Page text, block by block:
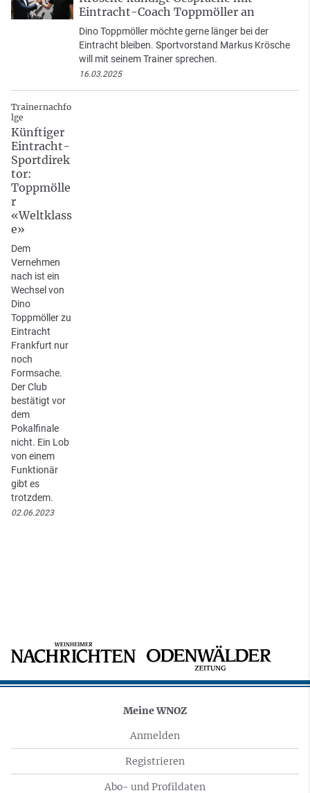
Eintracht-Coach Toppmöller an
Dino Toppmöller möchte gerne länger bei der
Eintracht bleiben. Sportvorstand Markus Krösche
will mit seinem Trainer sprechen.
16.03.2025
Trainernachfo
lge
Künftiger
Eintracht-
Sportdirek
tor:
Toppmölle
r
«Weltklass
e»
Dem
Vernehmen
nach ist ein
Wechsel von
Dino
Toppmöller zu
Eintracht
Frankfurt nur
noch
Formsache.
Der Club
bestätigt vor
dem
Pokalfinale
nicht. Ein Lob
von einem
Funktionär
gibt es
trotzdem.
02.06.2023
Meine WNOZ
Anmelden
Registrieren
Abo- und Profildaten